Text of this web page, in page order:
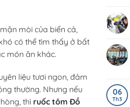
mòi của biển cả,
có thể tìm thấy ở bất
món ăn khác.
liệu tươi ngon, đảm
thường. Nhưng nếu
thì ruốc tôm Đồ
06
Th3